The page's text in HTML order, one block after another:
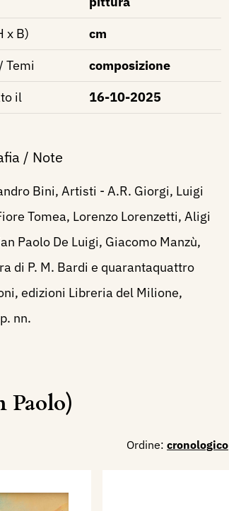
x B)
cm
Temi
composizione
il
16-10-2025
/ Note
Bini, Artisti - A.R. Giorgi, Luigi
Tomea, Lorenzo Lorenzetti, Aligi
Paolo De Luigi, Giacomo Manzù,
di P. M. Bardi e quarantaquattro
edizioni Libreria del Milione,
nn.
Paolo)
Ordine: cronologico